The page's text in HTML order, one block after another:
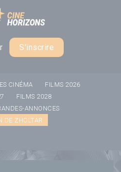
S'inscrire
CINÉMA
FILMS 2026
FILMS 2028
ANNONCES
DE ZHOLTAR